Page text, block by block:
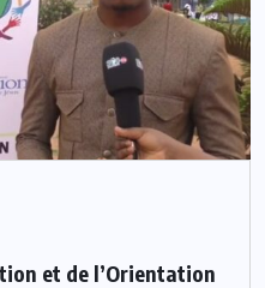
et de l’Orientation